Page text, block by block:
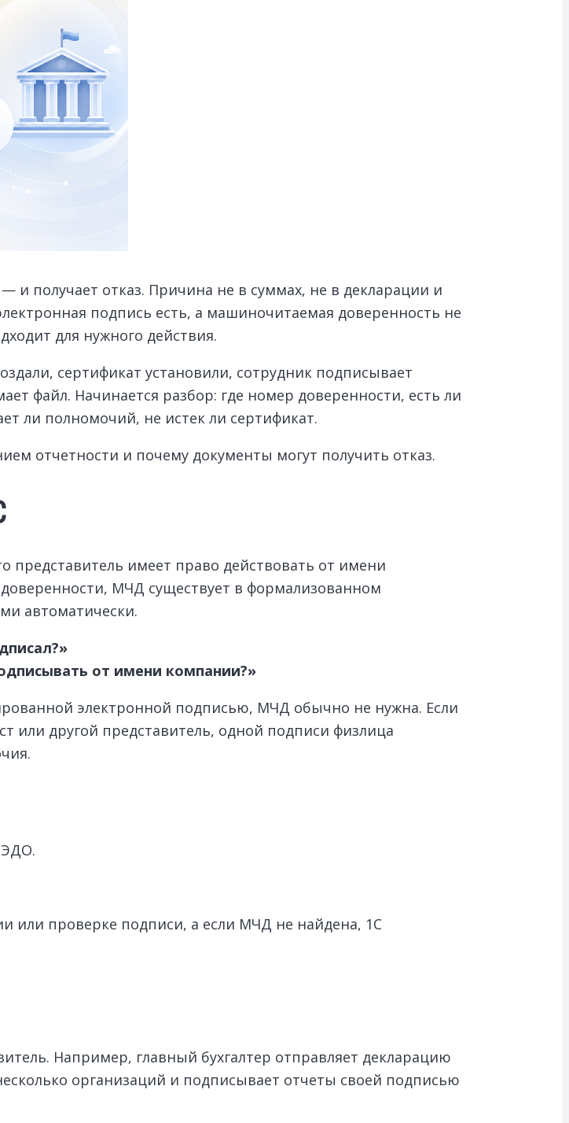
и получает отказ. Причина не в суммах, не в декларации и
подпись есть, а машиночитаемая доверенность не
для нужного действия.
сертификат установили, сотрудник подписывает
файл. Начинается разбор: где номер доверенности, есть ли
ли полномочий, не истек ли сертификат.
отчетности и почему документы могут получить отказ.
имеет право действовать от имени
МЧД существует в формализованном
автоматически.
от имени компании?»
электронной подписью, МЧД обычно не нужна. Если
или другой представитель, одной подписи физлица
ЭДО.
или проверке подписи, а если МЧД не найдена, 1С
Например, главный бухгалтер отправляет декларацию
организаций и подписывает отчеты своей подписью